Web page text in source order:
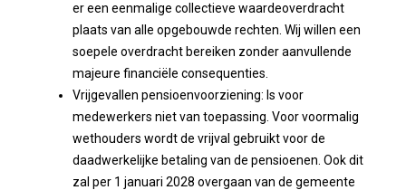
er een eenmalige collectieve waardeoverdracht
plaats van alle opgebouwde rechten. Wij willen een
soepele overdracht bereiken zonder aanvullende
majeure financiële consequenties.
Vrijgevallen pensioenvoorziening: Is voor
medewerkers niet van toepassing. Voor voormalig
wethouders wordt de vrijval gebruikt voor de
daadwerkelijke betaling van de pensioenen. Ook dit
zal per 1 januari 2028 overgaan van de gemeente